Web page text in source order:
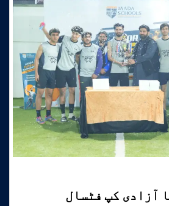
آزادی کپ فٹسال